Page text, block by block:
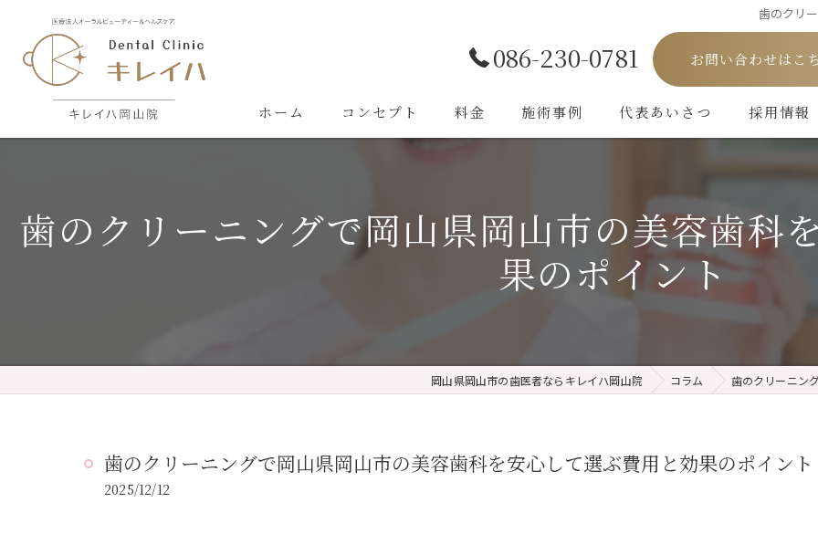
歯のクリ
086-230-0781 お問い合わせはこ
ホーム コンセプト 料金 施術事例 代表あいさつ 採用情報
歯のクリーニングで岡山県岡山市の美容歯科
果のポイント
岡山県岡山市の歯医者ならキレイハ岡山院 コラム 歯のクリーニン
歯のクリーニングで岡山県岡山市の美容歯科を安心して選ぶ費用と効果のポイント
2025/12/12